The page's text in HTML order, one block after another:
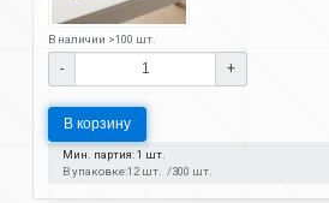
В наличии >100 шт.
- +
В корзину
Мин. партия: 1 шт.
В упаковке:12 шт. 300 шт.